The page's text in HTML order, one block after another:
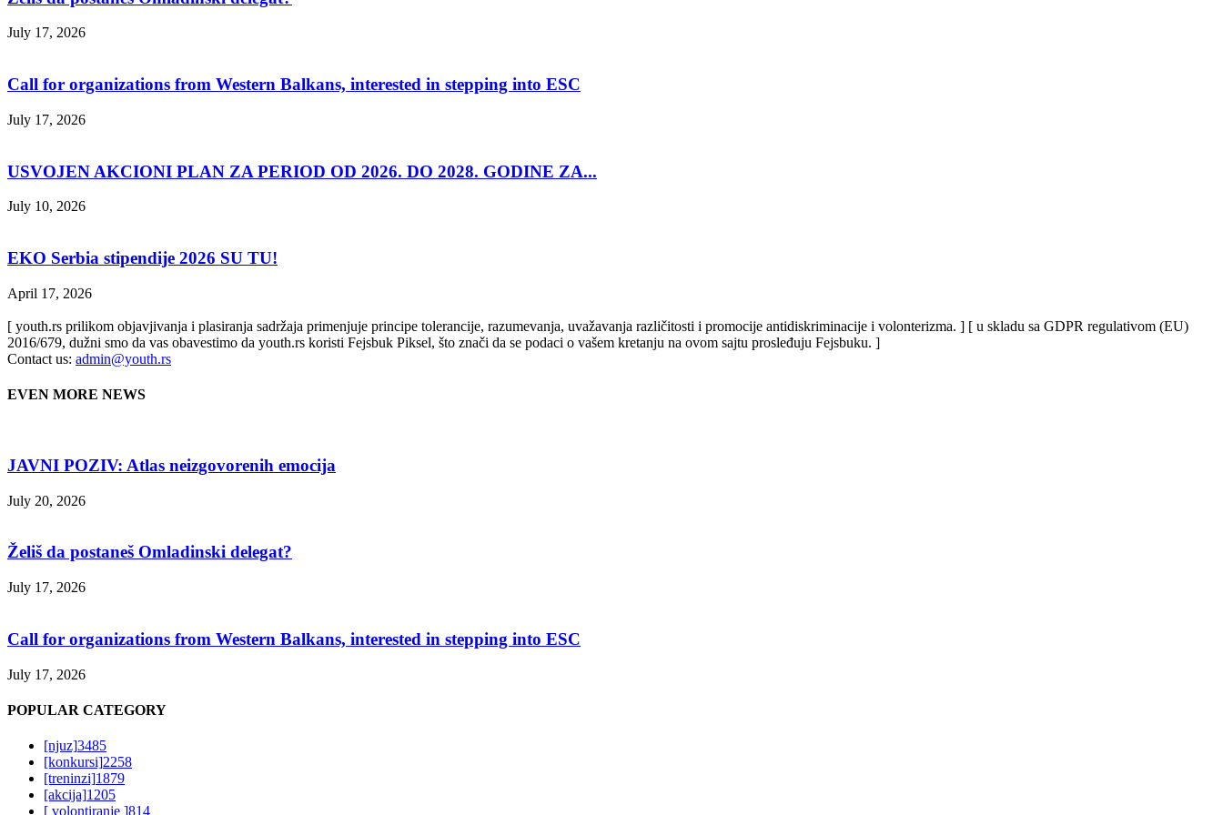
July 17, 2026
Call for organizations from Western Balkans, interested in stepping into ESC
July 17, 2026
USVOJEN AKCIONI PLAN ZA PERIOD OD 2026. DO 2028. GODINE ZA...
July 10, 2026
EKO Serbia stipendije 2026 SU TU!
April 17, 2026
[ youth.rs prilikom objavjivanja i plasiranja sadržaja primenjuje principe tolerancije, razumevanja, uvažavanja različitosti i promocije antidiskriminacije i volonterizma. ] [ u skladu sa GDPR regulativom (EU)
2016/679, dužni smo da vas obavestimo da youth.rs koristi Fejsbuk Piksel, što znači da se podaci o vašem kretanju na ovom sajtu prosleđuju Fejsbuku. ]
Contact us: admin@youth.rs
EVEN MORE NEWS
JAVNI POZIV: Atlas neizgovorenih emocija
July 20, 2026
Želiš da postaneš Omladinski delegat?
July 17, 2026
Call for organizations from Western Balkans, interested in stepping into ESC
July 17, 2026
POPULAR CATEGORY
[njuz]3485
[konkursi]2258
[treninzi]1879
[akcija]1205
[ volontiranje ]814